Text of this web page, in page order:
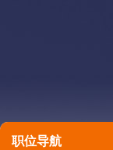
职位导航